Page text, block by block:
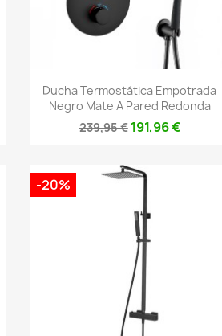
Vista rápida
Ducha Termostática Empotrada
Negro Mate A Pared Redonda
239,95 € 191,96 €
-20%